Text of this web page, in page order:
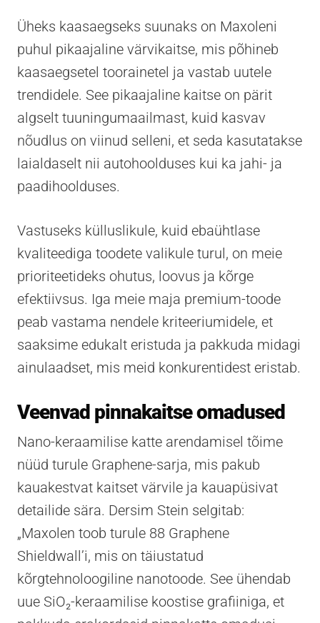
Üheks kaasaegseks suunaks on Maxoleni
puhul pikaajaline värvikaitse, mis põhineb
kaasaegsetel toorainetel ja vastab uutele
trendidele. See pikaajaline kaitse on pärit
algselt tuuningumaailmast, kuid kasvav
nõudlus on viinud selleni, et seda kasutatakse
laialdaselt nii autohoolduses kui ka jahi- ja
paadihoolduses.
Vastuseks külluslikule, kuid ebaühtlase
kvaliteediga toodete valikule turul, on meie
prioriteetideks ohutus, loovus ja kõrge
efektiivsus. Iga meie maja premium-toode
peab vastama nendele kriteeriumidele, et
saaksime edukalt eristuda ja pakkuda midagi
ainulaadset, mis meid konkurentidest eristab.
Veenvad pinnakaitse omadused
Nano-keraamilise katte arendamisel tõime
nüüd turule Graphene-sarja, mis pakub
kauakestvat kaitset värvile ja kauapüsivat
detailide sära. Dersim Stein selgitab:
„Maxolen toob turule 88 Graphene
Shieldwall’i, mis on täiustatud
kõrgtehnoloogiline nanotoode. See ühendab
uue SiO₂-keraamilise koostise grafiiniga, et